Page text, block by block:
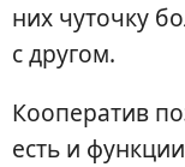
них чуточку
с другом.
Кооператив
есть и